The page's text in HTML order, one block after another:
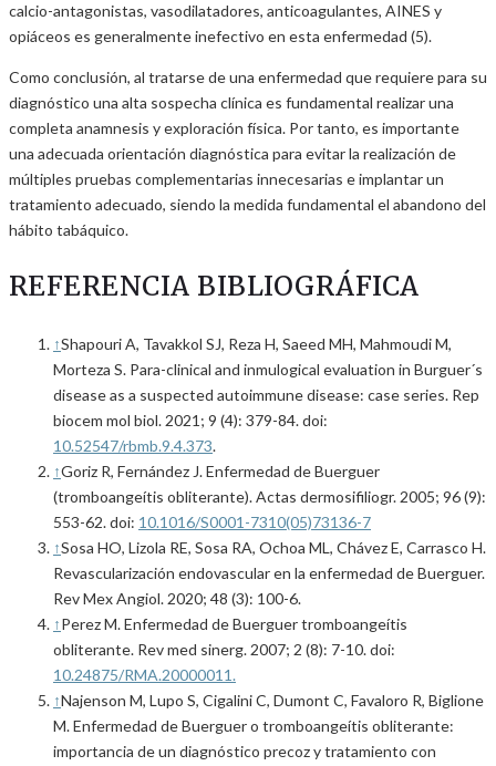
calcio-antagonistas, vasodilatadores, anticoagulantes, AINES y
opiáceos es generalmente inefectivo en esta enfermedad (5).
Como conclusión, al tratarse de una enfermedad que requiere para su
diagnóstico una alta sospecha clínica es fundamental realizar una
completa anamnesis y exploración física. Por tanto, es importante
una adecuada orientación diagnóstica para evitar la realización de
múltiples pruebas complementarias innecesarias e implantar un
tratamiento adecuado, siendo la medida fundamental el abandono del
hábito tabáquico.
REFERENCIA BIBLIOGRÁFICA
↑Shapouri A, Tavakkol SJ, Reza H, Saeed MH, Mahmoudi M,
Morteza S. Para-clinical and inmulogical evaluation in Burguer´s
disease as a suspected autoimmune disease: case series. Rep
biocem mol biol. 2021; 9 (4): 379-84. doi:
10.52547/rbmb.9.4.373.
↑Goriz R, Fernández J. Enfermedad de Buerguer
(tromboangeítis obliterante). Actas dermosifiliogr. 2005; 96 (9):
553-62. doi: 10.1016/S0001-7310(05)73136-7
↑Sosa HO, Lizola RE, Sosa RA, Ochoa ML, Chávez E, Carrasco H.
Revascularización endovascular en la enfermedad de Buerguer.
Rev Mex Angiol. 2020; 48 (3): 100-6.
↑Perez M. Enfermedad de Buerguer tromboangeítis
obliterante. Rev med sinerg. 2007; 2 (8): 7-10. doi:
10.24875/RMA.20000011.
↑Najenson M, Lupo S, Cigalini C, Dumont C, Favaloro R, Biglione
M. Enfermedad de Buerguer o tromboangeítis obliterante:
importancia de un diagnóstico precoz y tratamiento con